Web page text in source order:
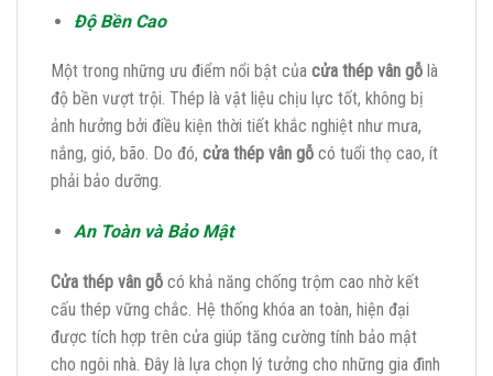
Độ Bền Cao
Một trong những ưu điểm nổi bật của cửa thép vân gỗ là
độ bền vượt trội. Thép là vật liệu chịu lực tốt, không bị
ảnh hưởng bởi điều kiện thời tiết khắc nghiệt như mưa,
nắng, gió, bão. Do đó, cửa thép vân gỗ có tuổi thọ cao, ít
phải bảo dưỡng.
An Toàn và Bảo Mật
Cửa thép vân gỗ có khả năng chống trộm cao nhờ kết
cấu thép vững chắc. Hệ thống khóa an toàn, hiện đại
được tích hợp trên cửa giúp tăng cường tính bảo mật
cho ngôi nhà. Đây là lựa chọn lý tưởng cho những gia đình